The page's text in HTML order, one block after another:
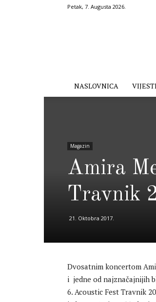
Petak, 7. Augusta 2026.
NASLOVNICA VIJESTI
Magazin
Amira
Travnik
21. Oktobra 2017.
Dvosatnim koncertom
i jedne od najznačajnijih
6. Acoustic Fest Travnik